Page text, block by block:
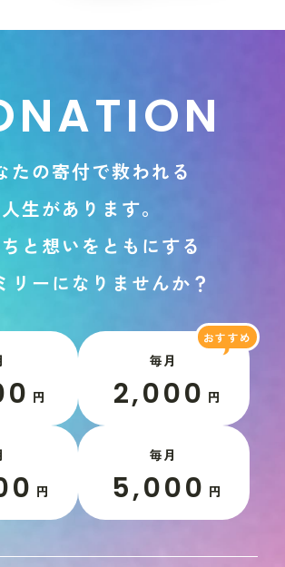
NATION
たの寄付で救われ る
人生があ り ま す。
ち と 想い を と も にする
リ ーに な り ま せんか ？
円
毎月
2,000 円
円
毎月
5,000 円